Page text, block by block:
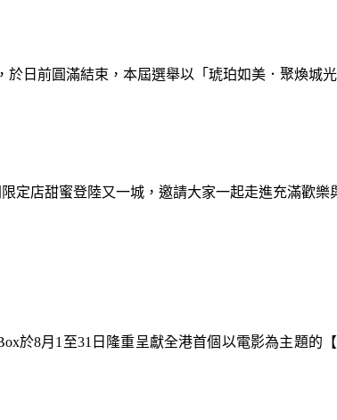
日前圓滿結束，本屆選舉以「琥珀如美．聚煥城
於8月1至31日隆重呈獻全港首個以電影為主題的
定店甜蜜登陸又一城，邀請大家一起走進充滿歡